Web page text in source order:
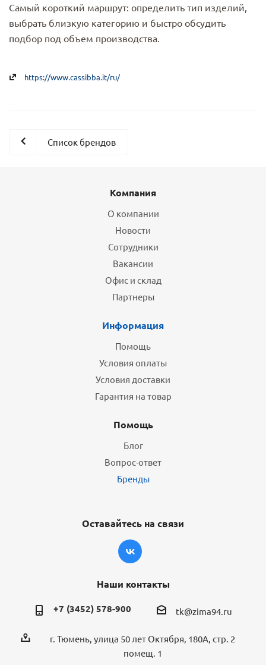
Самый короткий маршрут: определить тип изделий,
выбрать близкую категорию и быстро обсудить
подбор под объем производства.
https://www.cassibba.it/ru/
Список брендов
Компания
О компании
Новости
Сотрудники
Вакансии
Офис и склад
Партнеры
Информация
Помощь
Условия оплаты
Условия доставки
Гарантия на товар
Помощь
Блог
Вопрос-ответ
Бренды
Оставайтесь на связи
Наши контакты
+7 (3452) 578-900 tk@zima94.ru
г. Тюмень, улица 50 лет Октября, 180А, стр. 2
помещ. 1